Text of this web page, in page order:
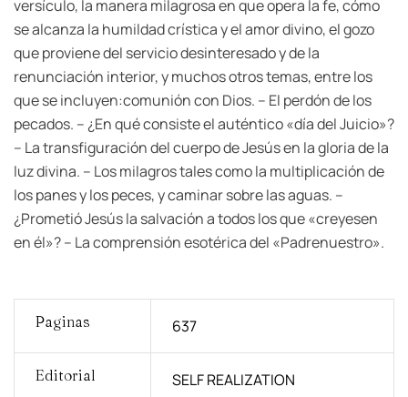
versículo, la manera milagrosa en que opera la fe, cómo
se alcanza la humildad crística y el amor divino, el gozo
que proviene del servicio desinteresado y de la
renunciación interior, y muchos otros temas, entre los
que se incluyen:comunión con Dios. – El perdón de los
pecados. – ¿En qué consiste el auténtico «día del Juicio»?
– La transfiguración del cuerpo de Jesús en la gloria de la
luz divina. – Los milagros tales como la multiplicación de
los panes y los peces, y caminar sobre las aguas. –
¿Prometió Jesús la salvación a todos los que «creyesen
en él»? – La comprensión esotérica del «Padrenuestro».
Paginas 637
Editorial SELF REALIZATION